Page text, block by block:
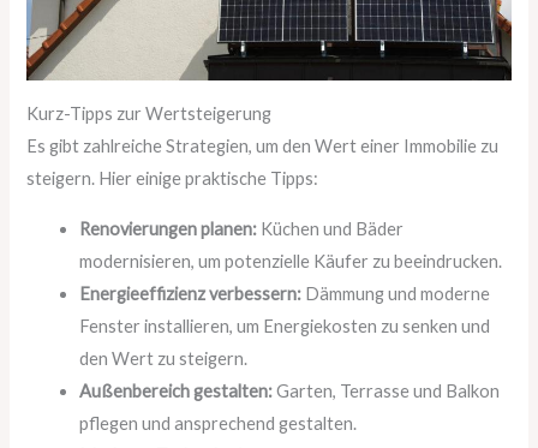
Kurz-Tipps zur Wertsteigerung
Es gibt zahlreiche Strategien, um den Wert einer Immobilie zu
steigern. Hier einige praktische Tipps:
Renovierungen planen: Küchen und Bäder
modernisieren, um potenzielle Käufer zu beeindrucken.
Energieeffizienz verbessern: Dämmung und moderne
Fenster installieren, um Energiekosten zu senken und
den Wert zu steigern.
Außenbereich gestalten:Garten, Terrasse und Balkon
pflegen und ansprechend gestalten.